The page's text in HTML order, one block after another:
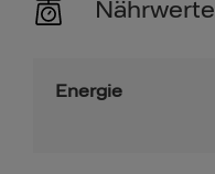
Nährwerte
Energie